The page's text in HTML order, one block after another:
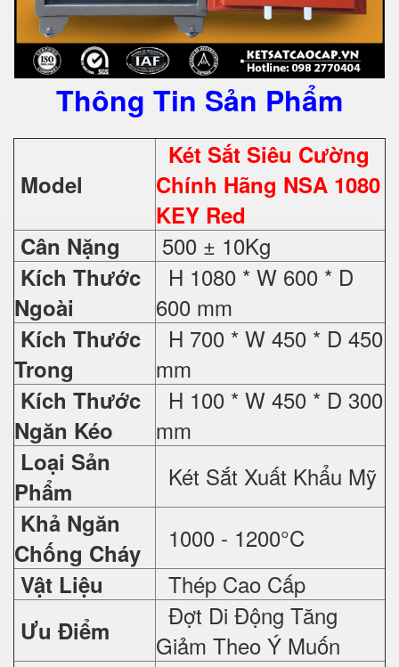
Thông Tin Sản Phẩm
Model
Két Sắt Siêu Cường
Chính Hãng NSA 1080
KEY Red
Cân Nặng
500 ± 10Kg
Kích Thước
Ngoài
H 1080 * W 600 * D
600 mm
Kích Thước
Trong
H 700 * W 450 * D 450
mm
Kích Thước
Ngăn Kéo
H 100 * W 450 * D 300
mm
Loại Sản
Phẩm
Két Sắt Xuất Khẩu Mỹ
Khả Ngăn
Chống Cháy
1000 - 1200°C
Vật Liệu Thép Cao Cấp
Ưu Điểm
Đợt Di Động Tăng
Giảm Theo Ý Muốn